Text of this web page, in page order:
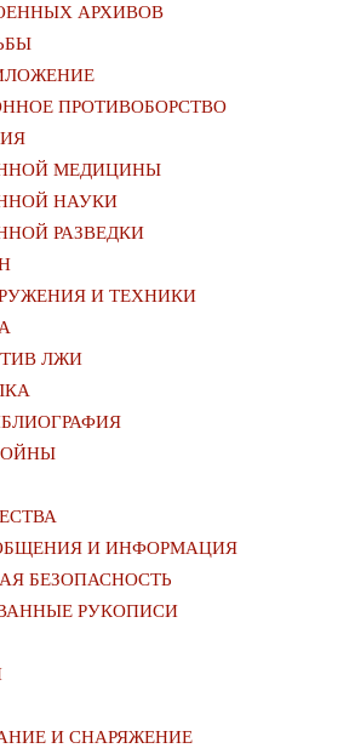
АРХИВОВ
ПРОТИВОБОРСТВО
МЕДИЦИНЫ
НАУКИ
РАЗВЕДКИ
И ТЕХНИКИ
ЛЖИ
И ИНФОРМАЦИЯ
БЕЗОПАСНОСТЬ
РУКОПИСИ
И СНАРЯЖЕНИЕ